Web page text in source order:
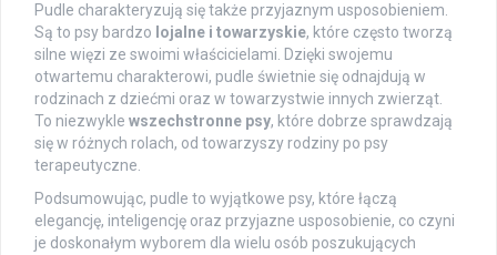
Pudle charakteryzują się także przyjaznym usposobieniem.
Są to psy bardzo lojalne i towarzyskie, które często tworzą
silne więzi ze swoimi właścicielami. Dzięki swojemu
otwartemu charakterowi, pudle świetnie się odnajdują w
rodzinach z dziećmi oraz w towarzystwie innych zwierząt.
To niezwykle wszechstronne psy, które dobrze sprawdzają
się w różnych rolach, od towarzyszy rodziny po psy
terapeutyczne.
Podsumowując, pudle to wyjątkowe psy, które łączą
elegancję, inteligencję oraz przyjazne usposobienie, co czyni
je doskonałym wyborem dla wielu osób poszukujących